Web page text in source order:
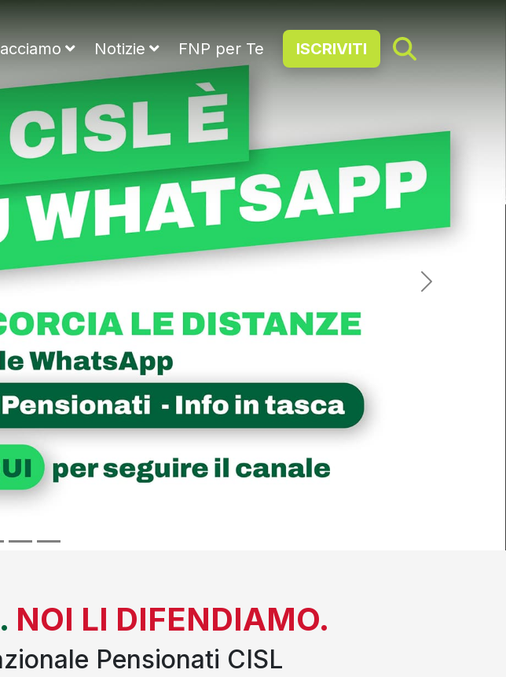
Notizie FNP per Te ISCRIVITI
Next
NOI LI DIFENDIAMO.
Pensionati CISL